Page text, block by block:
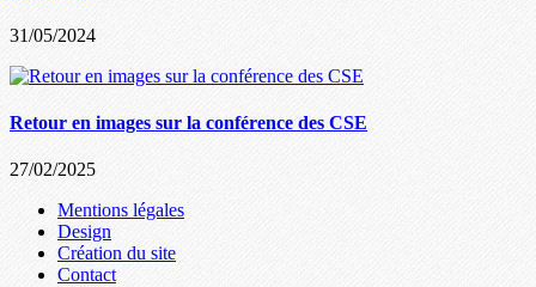
31/05/2024
Retour en images sur la conférence des CSE
27/02/2025
Mentions légales
Design
Création du site
Contact